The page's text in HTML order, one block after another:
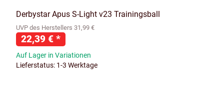
Derbystar Apus S-Light v23 Trainingsball
UVP des Herstellers 31,99 €
22,39 € *
Auf Lager in Variationen
Lieferstatus: 1-3 Werktage